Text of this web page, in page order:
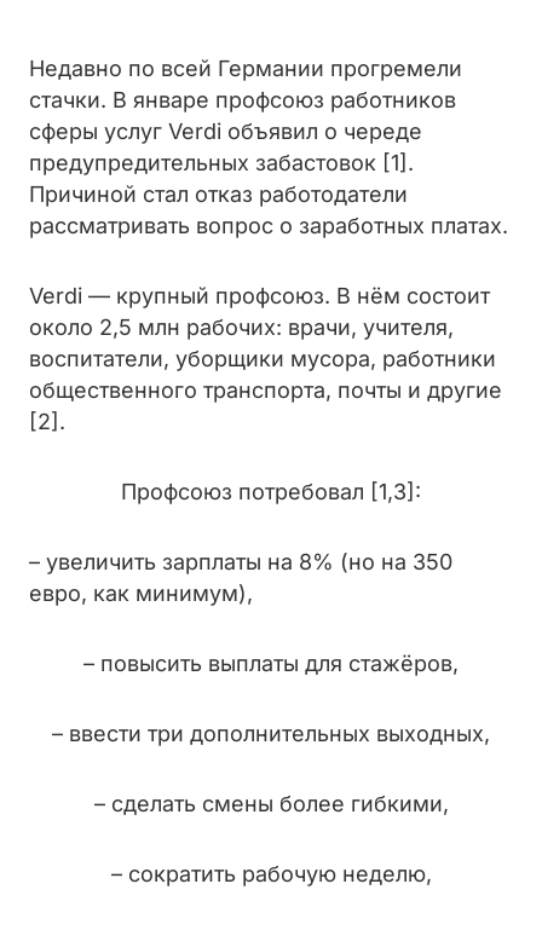
Недавно по всей Германии прогремели
стачки. В январе профсоюз работников
сферы услуг Verdi объявил о череде
предупредительных забастовок [1].
Причиной стал отказ работодатели
рассматривать вопрос о заработных платах.
Verdi — крупный профсоюз. В нём состоит
около 2,5 млн рабочих: врачи, учителя,
воспитатели, уборщики мусора, работники
общественного транспорта, почты и другие
[2].
Профсоюз потребовал [1,3]:
– увеличить зарплаты на 8% (но на 350
евро, как минимум),
– повысить выплаты для стажёров,
– ввести три дополнительных выходных,
– сделать смены более гибкими,
– сократить рабочую неделю,